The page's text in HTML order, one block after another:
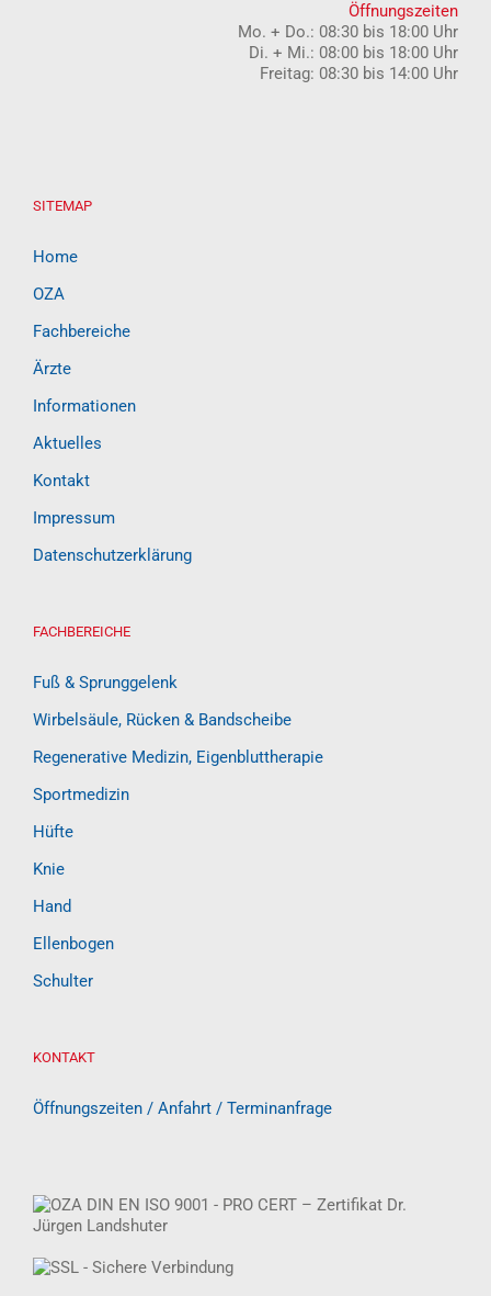
Öffnungszeiten
Mo. + Do.: 08:30 bis 18:00 Uhr
Di. + Mi.: 08:00 bis 18:00 Uhr
Freitag: 08:30 bis 14:00 Uhr
SITEMAP
Home
OZA
Fachbereiche
Ärzte
Informationen
Aktuelles
Kontakt
Impressum
Datenschutzerklärung
FACHBEREICHE
Fuß & Sprunggelenk
Wirbelsäule, Rücken & Bandscheibe
Regenerative Medizin, Eigenbluttherapie
Sportmedizin
Hüfte
Knie
Hand
Ellenbogen
Schulter
KONTAKT
Öffnungszeiten / Anfahrt / Terminanfrage